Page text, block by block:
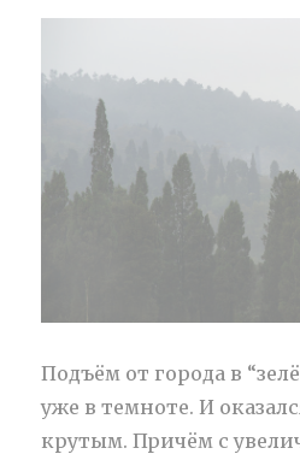
Подъём от города в
уже в темноте. И
крутым. Причём с